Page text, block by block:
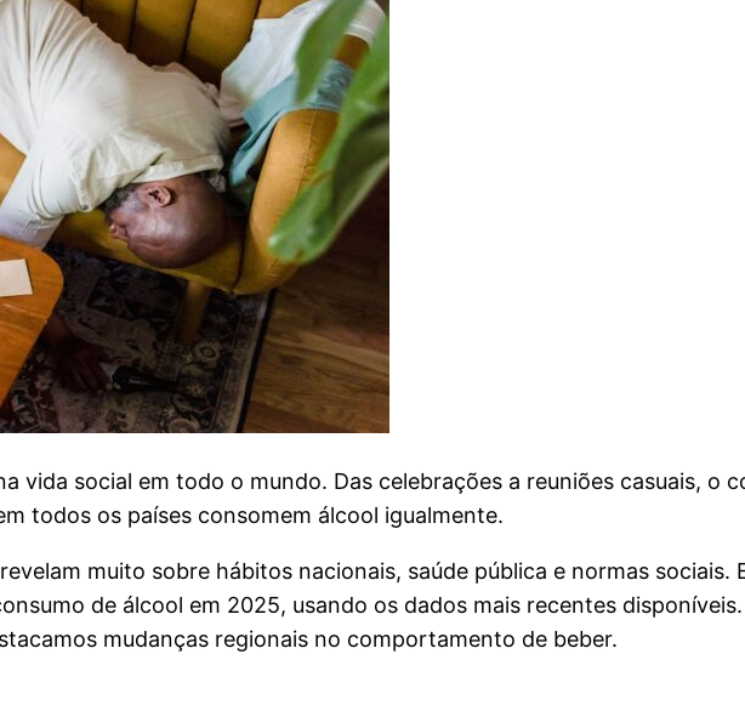
vida social em todo o mundo. Das celebrações a reuniões casuais, o
todos os países consomem álcool igualmente.
muito sobre hábitos nacionais, saúde pública e normas sociais.
de álcool em 2025, usando os dados mais recentes
mudanças regionais no comportamento de beber.